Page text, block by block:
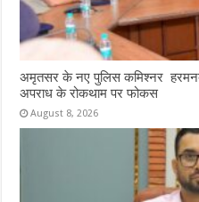
अमृतसर के नए पुलिस कमिश्नर
अपराध के रोकथाम पर फोकस
August 8, 2026